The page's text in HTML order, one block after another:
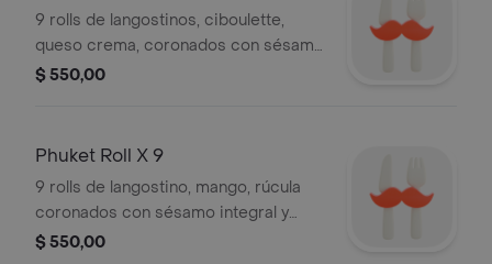
9 rolls de langostinos, ciboulette,
queso crema, coronados con sésamo
integral y negro, salsa de soja, wasabi,
$ 550,00
Phuket Roll X 9
9 rolls de langostino, mango, rúcula
coronados con sésamo integral y
negro, salsa de soja, wasabi, jengibre,
$ 550,00